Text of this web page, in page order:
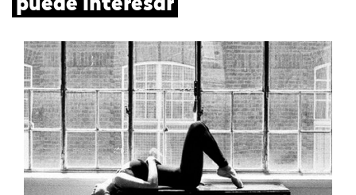
puede interesar